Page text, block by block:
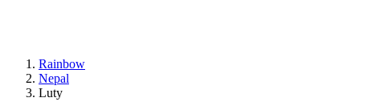
Rainbow
Nepal
Luty